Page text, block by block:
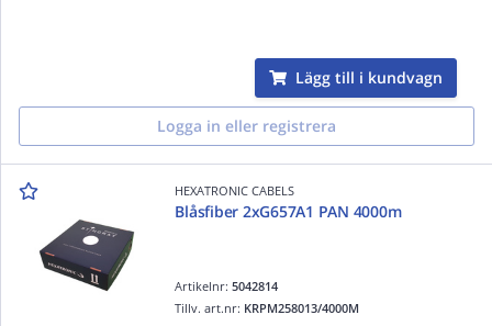
Lägg till i kundvagn
Logga in eller registrera
HEXATRONIC CABELS
Blåsfiber 2xG657A1 PAN 4000m
Artikelnr:5042814
Tillv. art.nr: KRPM258013/4000M